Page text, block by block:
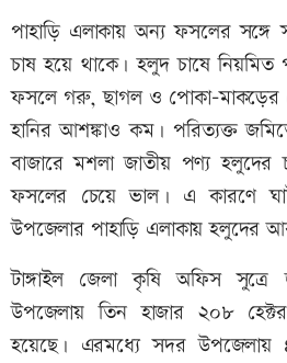
পাহাড়ি এলাকায় অন্য ফসলের সঙ্গে
চাষ হয়ে থাকে। হলুদ চাষে নিয়মিত
ফসলে গরু, ছাগল ও পোকা-
হানির আশঙ্কাও কম। পরিত্যক্ত
বাজারে মশলা জাতীয় পণ্য হলুদের
ফসলের চেয়ে ভাল। এ কারণে
উপজেলার পাহাড়ি এলাকায় হলুদের
টাঙ্গাইল জেলা কৃষি অফিস সুত্রে
উপজেলায় তিন হাজার ২০৮
হয়েছে। এরমধ্যে সদর উপজেলায়